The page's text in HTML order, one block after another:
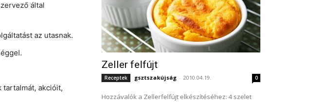
által
az utasnak.
tartalmát, akcióit,
Zeller felfújt
Receptek gsztszakújság - 2010.04.19. 0
Hozzávalók a Zellerfelfújt elkészítéséhez: 4 szelet